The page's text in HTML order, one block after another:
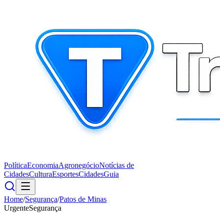
PolíticaEconomiaAgronegócioNotícias de
CidadesCulturaEsportesCidadesGuia
Home/Segurança/Patos de Minas
UrgenteSegurança